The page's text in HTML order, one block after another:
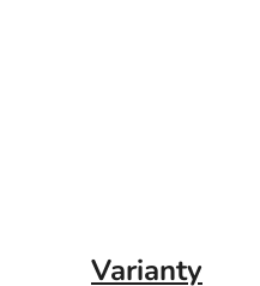
Varianty